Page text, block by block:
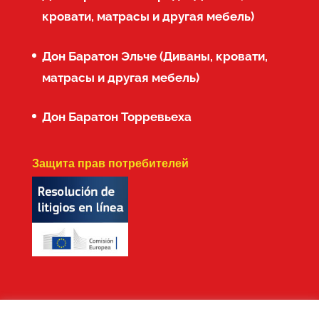
кровати, матрасы и другая мебель)
Дон Баратон Эльче (Диваны, кровати,
матрасы и другая мебель)
Дон Баратон Торревьеха
Защита прав потребителей